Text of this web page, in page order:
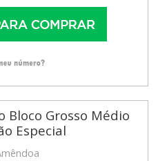
Bloco Grosso Médio
Especial